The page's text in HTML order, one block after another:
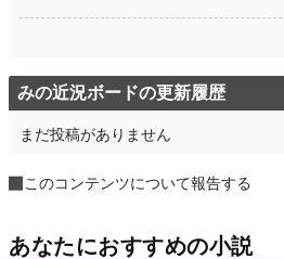
みの近況ボードの更新履歴
まだ投稿がありません
このコンテンツについて報告する
あなたにおすすめの小説